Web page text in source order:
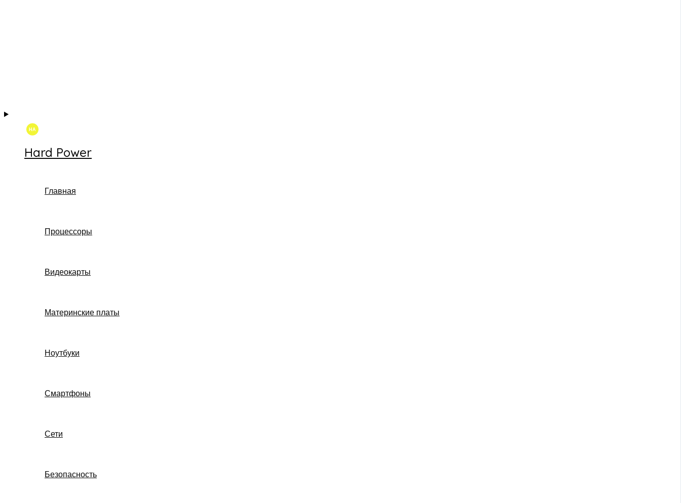
Hard Power
Главная
Процессоры
Видеокарты
Материнские платы
Ноутбуки
Смартфоны
Сети
Безопасность